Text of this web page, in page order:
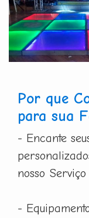
Por que
para sua
- Encante
nosso
-